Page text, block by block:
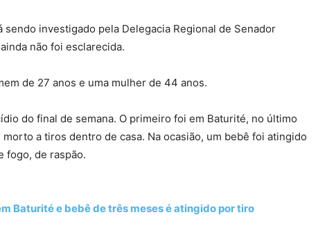
sendo investigado pela Delegacia Regional de Senador
não foi esclarecida.
de 27 anos e uma mulher de 44 anos.
do final de semana. O primeiro foi em Baturité, no último
morto a tiros dentro de casa. Na ocasião, um bebê foi atingido
fogo, de raspão.
Baturité e bebê de três meses é atingido por tiro